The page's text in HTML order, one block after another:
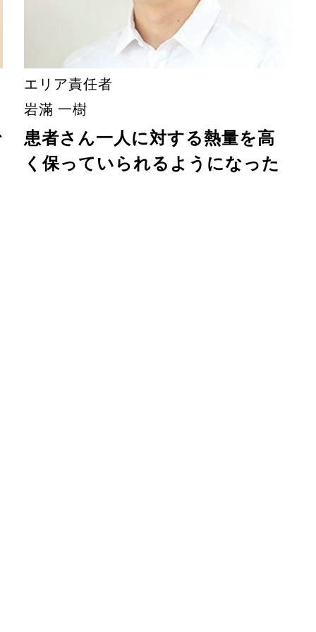
エリア責任者
岩滿 一樹
患者さん一人に対する熱量を高
く保っていられるようになった